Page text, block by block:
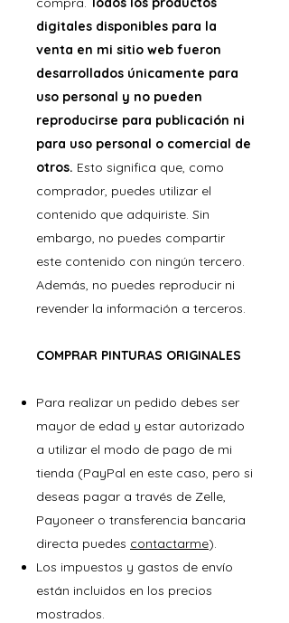
digitales disponibles para la
venta en mi sitio web fueron
desarrollados únicamente para
uso personal y no pueden
reproducirse para publicación ni
para uso personal o comercial de
otros. Esto significa que, como
comprador, puedes utilizar el
contenido que adquiriste. Sin
embargo, no puedes compartir
este contenido con ningún tercero.
Además, no puedes reproducir ni
revender la información a terceros.
COMPRAR PINTURAS ORIGINALES
Para realizar un pedido debes ser
mayor de edad y estar autorizado
a utilizar el modo de pago de mi
tienda (PayPal en este caso, pero si
deseas pagar a través de Zelle,
Payoneer o transferencia bancaria
directa puedes contactarme).
Los impuestos y gastos de envío
están incluidos en los precios
mostrados.